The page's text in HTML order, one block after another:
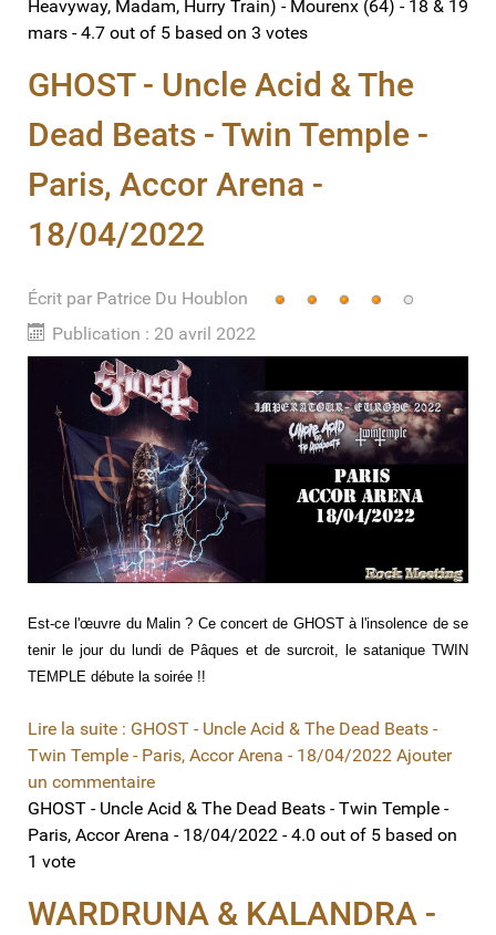
Heavyway, Madam, Hurry Train) - Mourenx (64) - 18 & 19
mars -4.7 out of 5 based on 3 votes
GHOST - Uncle Acid & The
Dead Beats - Twin Temple -
Paris, Accor Arena -
18/04/2022
Écrit par Patrice Du Houblon
Publication : 20 avril 2022
Vote
utilisateur:4
Est-ce l'œuvre du Malin ? Ce concert de GHOST à l'insolence de se
tenir le jour du lundi de Pâques et de surcroit, le satanique TWIN
TEMPLE débute la soirée !!
Lire la suite : GHOST - Uncle Acid & The Dead Beats -
Twin Temple - Paris, Accor Arena - 18/04/2022 Ajouter
un commentaire
GHOST - Uncle Acid & The Dead Beats - Twin Temple -
Paris, Accor Arena - 18/04/2022 -4.0 out of 5 based on
1 vote
WARDRUNA & KALANDRA -